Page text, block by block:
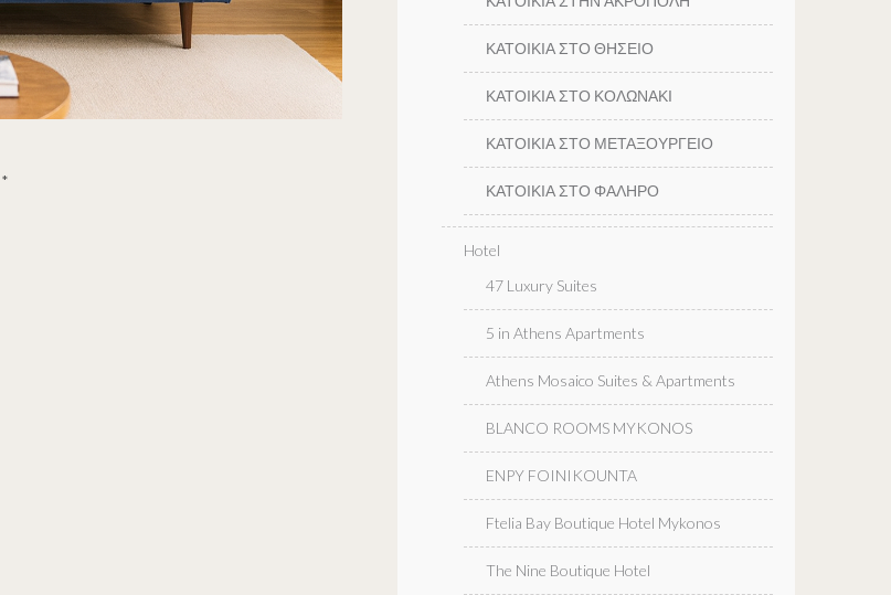
*
ΚΑΤΟΙΚΙΑ ΣΤΟ ΘΗΣΕΙΟ
ΚΑΤΟΙΚΙΑ ΣΤΟ ΚΟΛΩΝΑΚΙ
ΚΑΤΟΙΚΙΑ ΣΤΟ ΜΕΤΑΞΟΥΡΓΕΙΟ
ΚΑΤΟΙΚΙΑ ΣΤΟ ΦΑΛΗΡΟ
Hotel
47 Luxury Suites
5 in Athens Apartments
Athens Mosaico Suites & Apartments
BLANCO ROOMS MYKONOS
ENPY FOINIKOUNTA
Ftelia Bay Boutique Hotel Mykonos
The Nine Boutique Hotel